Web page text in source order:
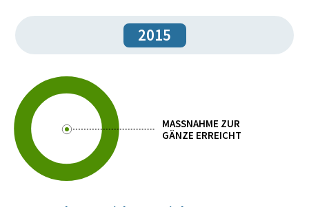
2015
MASSNAHME ZUR
GÄNZE ERREICHT